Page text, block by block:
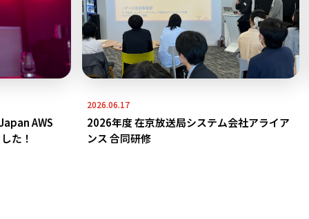
AWS
！
2026.06.17
2026年度 在京放送局システム会社アライア
ンス 合同研修